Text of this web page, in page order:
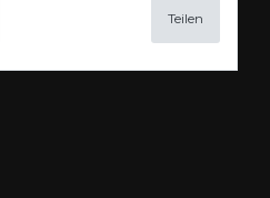
Teilen